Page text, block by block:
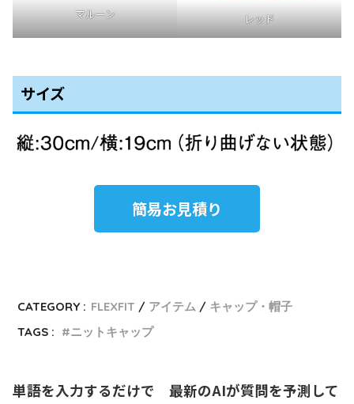
マルーン レッド
サイズ
簡易お見積り
CATEGORY : FLEXFIT アイテム
キャップ・帽子
TAGS :
ニットキャップ
単語を入力するだけで　最新のAIが質問を予測して